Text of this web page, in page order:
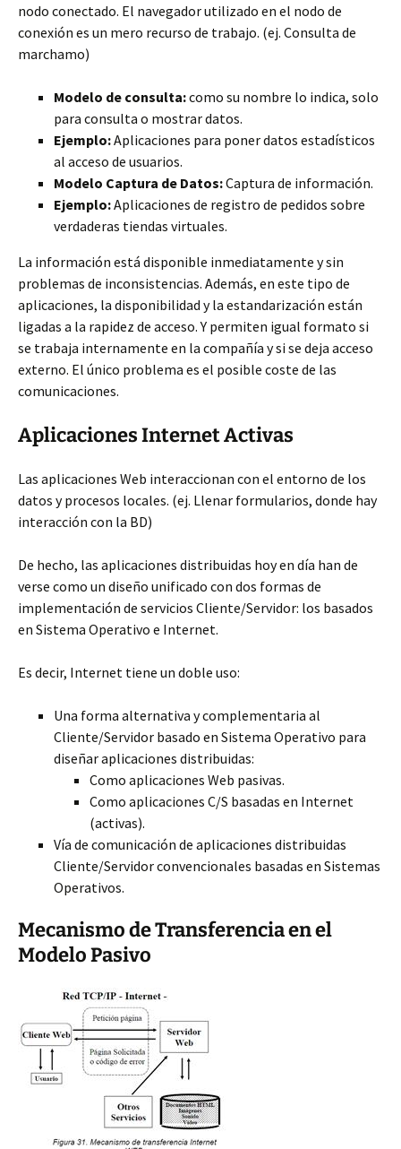
nodo conectado. El navegador utilizado en el nodo de
conexión es un mero recurso de trabajo. (ej. Consulta de
marchamo)
Modelo de consulta:como su nombre lo indica, solo
para consulta o mostrar datos.
Ejemplo:Aplicaciones para poner datos estadísticos
al acceso de usuarios.
Modelo Captura de Datos:Captura de información.
Ejemplo:Aplicaciones de registro de pedidos sobre
verdaderas tiendas virtuales.
La información está disponible inmediatamente y sin
problemas de inconsistencias. Además, en este tipo de
aplicaciones, la disponibilidad y la estandarización están
ligadas a la rapidez de acceso. Y permiten igual formato si
se trabaja internamente en la compañía y si se deja acceso
externo. El único problema es el posible coste de las
comunicaciones.
Aplicaciones Internet Activas
Las aplicaciones Web interaccionan con el entorno de los
datos y procesos locales. (ej. Llenar formularios, donde hay
interacción con la BD)
De hecho, las aplicaciones distribuidas hoy en día han de
verse como un diseño unificado con dos formas de
implementación de servicios Cliente/Servidor: los basados
en Sistema Operativo e Internet.
Es decir, Internet tiene un doble uso:
Una forma alternativa y complementaria al
Cliente/Servidor basado en Sistema Operativo para
diseñar aplicaciones distribuidas:
Como aplicaciones Web pasivas.
Como aplicaciones C/S basadas en Internet
(activas).
Vía de comunicación de aplicaciones distribuidas
Cliente/Servidor convencionales basadas en Sistemas
Operativos.
Mecanismo de Transferencia en el
Modelo Pasivo